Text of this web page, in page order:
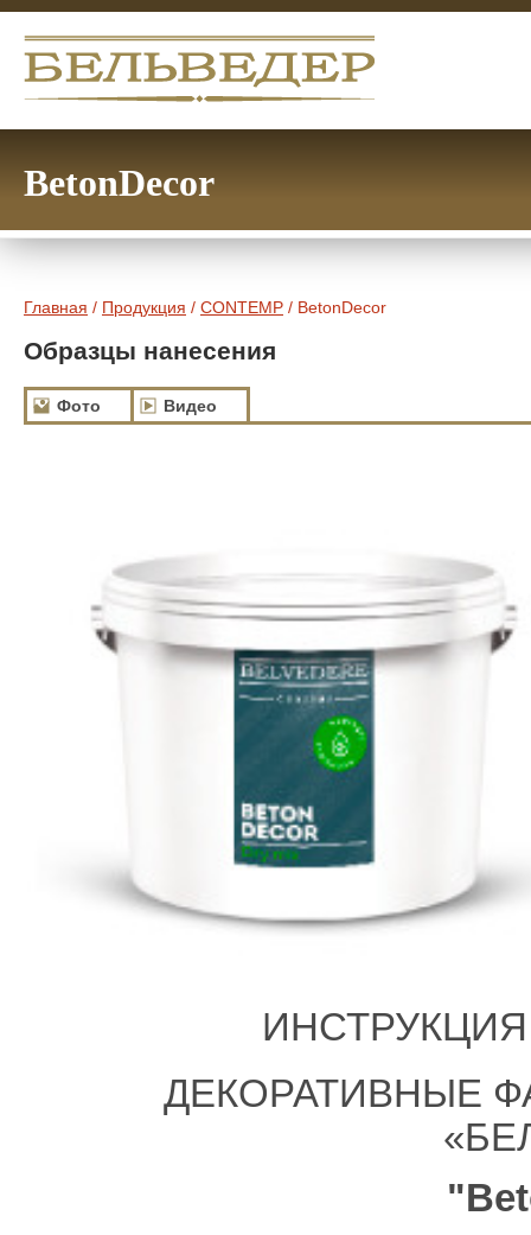
BetonDecor
Главная / Продукция / CONTEMP / BetonDecor
Образцы нанесения
Фото Видео
ДЕКОРАТИВНЫЕ